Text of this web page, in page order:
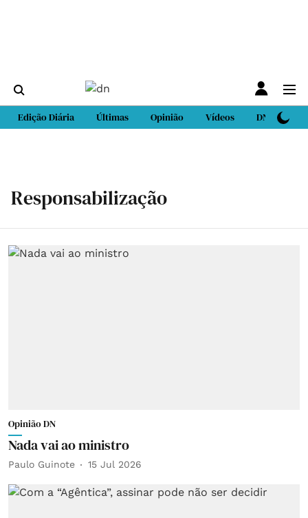
Edição Diária Últimas Opinião Vídeos DN Sport
Responsabilização
Opinião DN
Nada vai ao ministro
Paulo Guinote 15 Jul 2026